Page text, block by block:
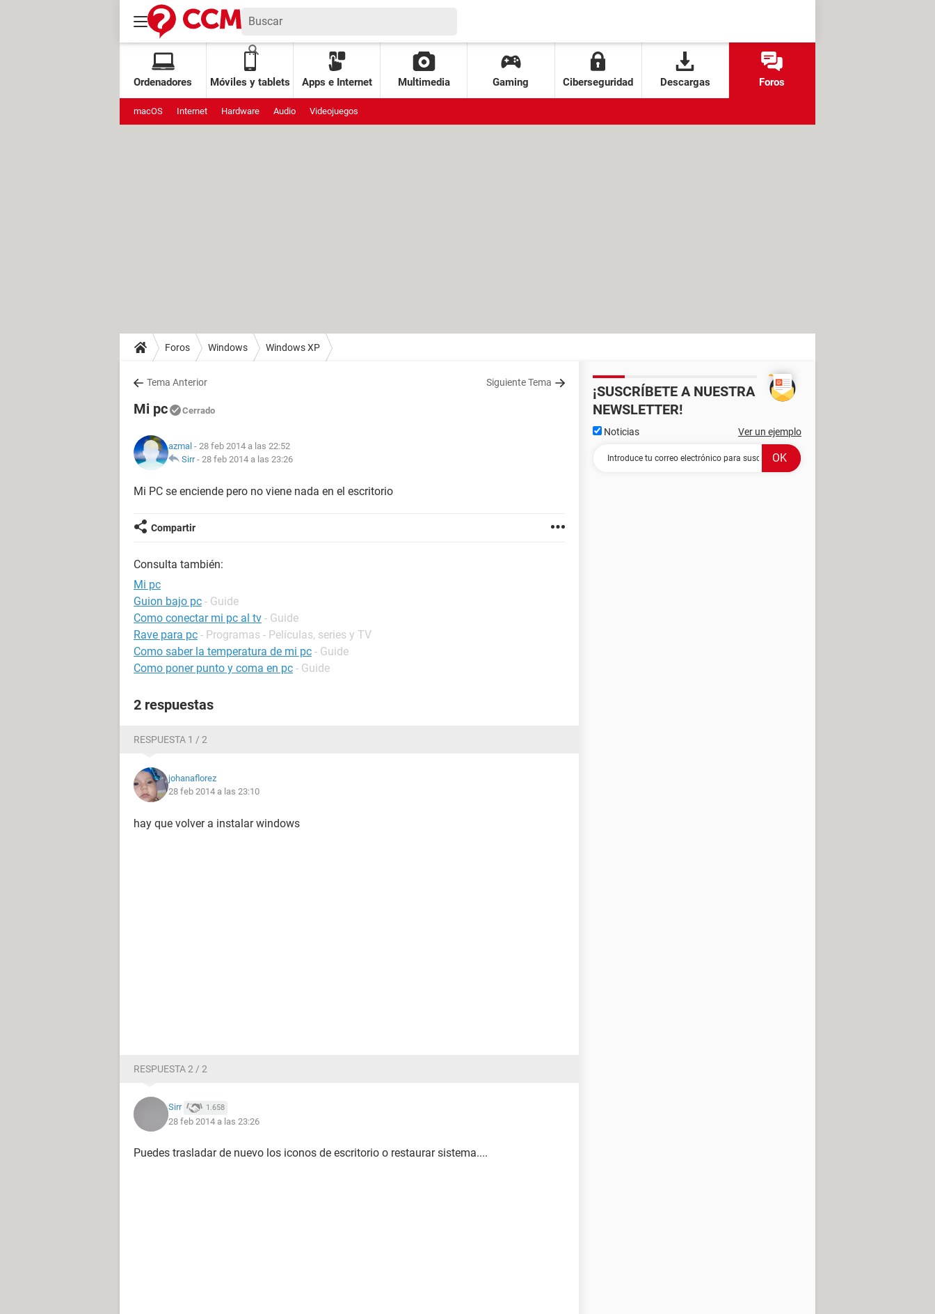
Ordenadores Móviles y tablets Apps e Internet Multimedia Gaming Ciberseguridad Descargas Foros
macOS Internet Hardware Audio Videojuegos
Foros Windows Windows XP
Tema Anterior Siguiente Tema
Mi pc Cerrado
azmal - 28 feb 2014 a las 22:52
Sirr- 28 feb 2014 a las 23:26
Mi PC se enciende pero no viene nada en el escritorio
Compartir
Consulta también:
Mi pc
Guion bajo pc - Guide
Como conectar mi pc al tv - Guide
Rave para pc - Programas - Películas, series y TV
Como saber la temperatura de mi pc - Guide
Como poner punto y coma en pc - Guide
2 respuestas
RESPUESTA 1 / 2
johanaflorez
28 feb 2014 a las 23:10
hay que volver a instalar windows
RESPUESTA 2 / 2
Sirr 1.658
28 feb 2014 a las 23:26
Puedes trasladar de nuevo los iconos de escritorio o restaurar sistema....
¡SUSCRÍBETE A NUESTRA
NEWSLETTER!
Noticias Ver un ejemplo